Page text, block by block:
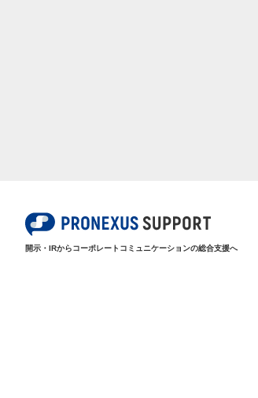
開示・IRからコーポレートコミュニケーションの総合支援へ